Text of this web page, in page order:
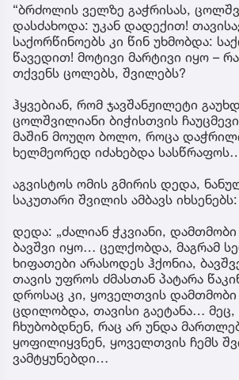
“ბრძოლის ველზე გაჭრისას,
დასძახოდა: უკან დადექით!
საქორწინოებს კი წინ უხმობდა:
წავედით! მოტივი მარტივი იყო –
თქვენს ცოლებს, შვილებს?
ჰყვებიან, რომ ჯავშანჟილეტი
ცოლშვილიანი ბიჭისთვის
მაშინ მოუღო ბოლო, როცა
ხელმეორედ იძახებდა
აგვისტოს ომის გმირის დედა,
საკუთარი შვილის ამბავს იხსენებს:
დედა: „ძალიან ჭკვიანი,
ბავშვი იყო… ცელქობდა, მაგრამ
ხიფათები არასოდეს ჰქონია,
თავის უფროს ძმასთან პატარა
დროსაც კი, ყოველთვის დამთმობი
ცდილობდა, თავისი გაეტანა… მეც,
ჩხუბობდნენ, რაც არ უნდა
ყოფილიყვნენ, ყოველთვის ჩემს
ვამტყუნებდი…